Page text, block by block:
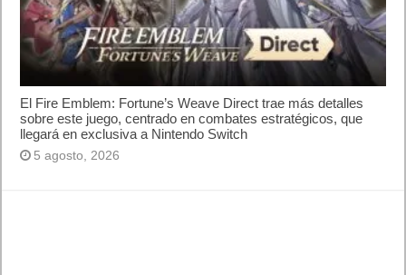
El Fire Emblem: Fortune’s Weave Direct trae más detalles
sobre este juego, centrado en combates estratégicos, que
llegará en exclusiva a Nintendo Switch
5 agosto, 2026